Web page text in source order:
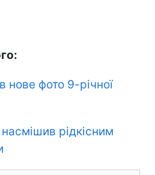
нове фото 9-річної
рідкісним